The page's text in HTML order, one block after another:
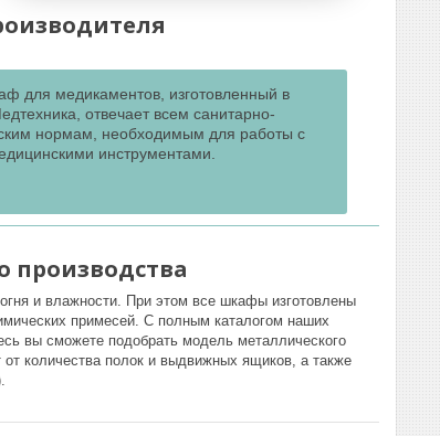
для медикаментов, изготовленный в
отвечает всем санитарно-
нормам, необходимым для работы с
инструментами.
производства
и влажности. При этом все шкафы изготовлены
примесей. С полным каталогом наших
вы сможете подобрать модель металлического
количества полок и выдвижных ящиков, а также